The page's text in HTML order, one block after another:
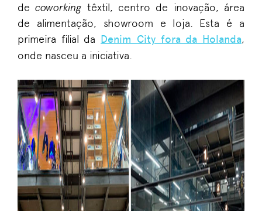
decoworking têxtil, centro de inovação, área
de alimentação, showroom e loja. Esta é a
primeira filial da Denim City fora da Holanda,
onde nasceu a iniciativa.